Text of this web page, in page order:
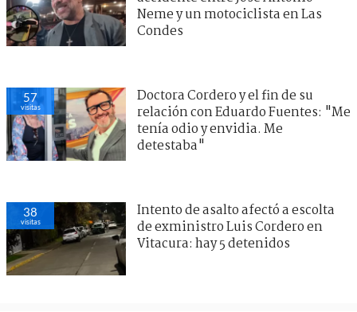
Neme y un motociclista en Las
Condes
57
visitas
Doctora Cordero y el fin de su
relación con Eduardo Fuentes: "Me
tenía odio y envidia. Me
detestaba"
38
visitas
Intento de asalto afectó a escolta
de exministro Luis Cordero en
Vitacura: hay 5 detenidos